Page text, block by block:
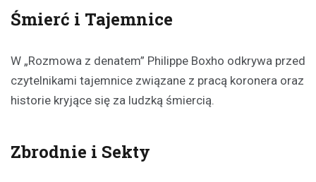
Śmierć i Tajemnice
W „Rozmowa z denatem” Philippe Boxho odkrywa przed
czytelnikami tajemnice związane z pracą koronera oraz
historie kryjące się za ludzką śmiercią.
Zbrodnie i Sekty